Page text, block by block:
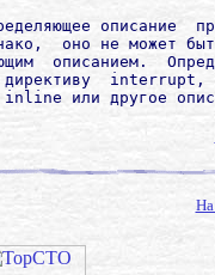
описание
оно не может
описанием.
или другое